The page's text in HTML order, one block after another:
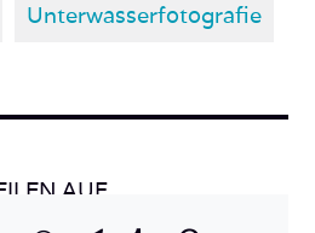
Unterwasserfotografie
AUF